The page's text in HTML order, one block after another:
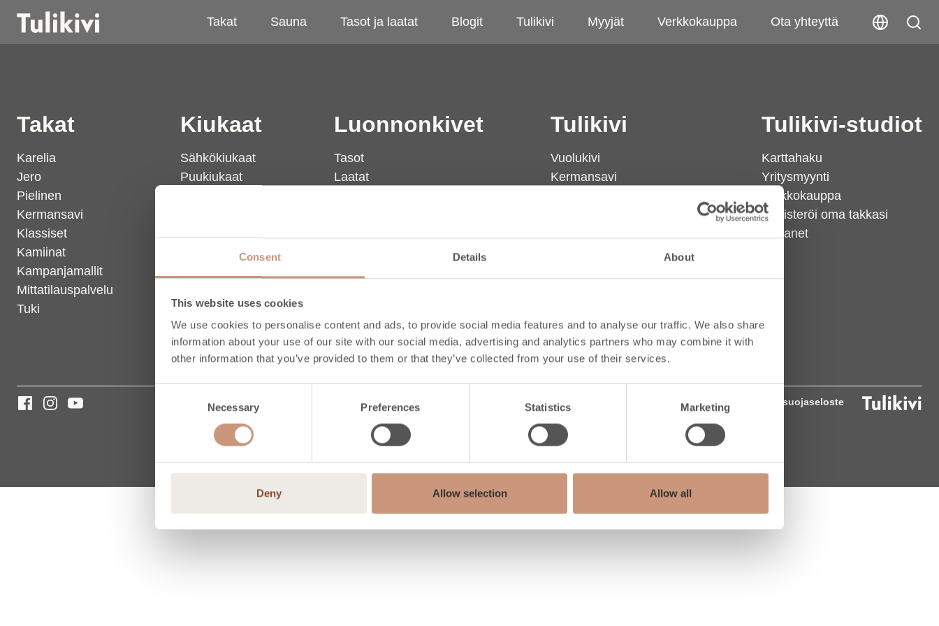
Consent Details About
This website uses cookies
We use cookies to personalise content and ads, to provide social media features and to analyse our traffic. We also share
information about your use of our site with our social media, advertising and analytics partners who may combine it with
other information that you’ve provided to them or that they’ve collected from your use of their services.
Necessary Preferences Statistics Marketing
Deny Allow selection Allow all
Takat Sauna Tasot ja laatat Blogit Tulikivi Myyjät Verkkokauppa Ota yhteyttä
Takat
Karelia
Jero
Pielinen
Kermansavi
Klassiset
Kamiinat
Kampanjamallit
Mittatilauspalvelu
Tuki
Kiukaat
Sähkökiukaat
Puukiukaat
Luonnonkivet
Tasot
Laatat
Tulikivi
Vuolukivi
Kermansavi
Konsernin yhteystiedot
Tulikivi-studiot
Karttahaku
Yritysmyynti
Verkkokauppa
Rekisteröi oma takkasi
Extranet
Tietosuojaseloste